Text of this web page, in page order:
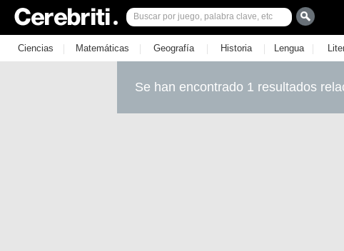
Ciencias | Matemáticas | Geografía | Historia | Lengua |
Se han encontrado 1 resultados